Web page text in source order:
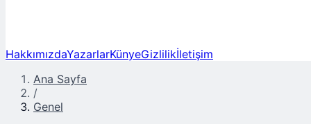
HakkımızdaYazarlarKünyeGizlilikİletişim
Ana Sayfa
/
Genel